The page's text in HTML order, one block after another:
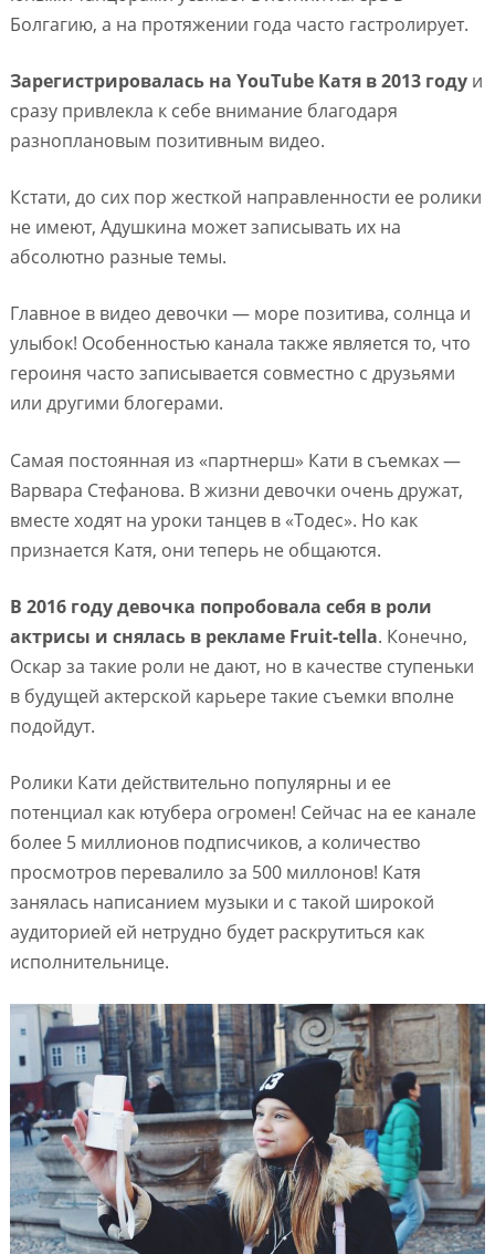
Болгагию, а на протяжении года часто гастролирует.
Зарегистрировалась на YouTube Катя в 2013 годуи
сразу привлекла к себе внимание благодаря
разноплановым позитивным видео.
Кстати, до сих пор жесткой направленности ее ролики
не имеют, Адушкина может записывать их на
абсолютно разные темы.
Главное в видео девочки — море позитива, солнца и
улыбок! Особенностью канала также является то, что
героиня часто записывается совместно с друзьями
или другими блогерами.
Самая постоянная из «партнерш» Кати в съемках —
Варвара Стефанова. В жизни девочки очень дружат,
вместе ходят на уроки танцев в «Тодес». Но как
признается Катя, они теперь не общаются.
В 2016 году девочка попробовала себя в роли
актрисы и снялась в рекламе Fruit-tella. Конечно,
Оскар за такие роли не дают, но в качестве ступеньки
в будущей актерской карьере такие съемки вполне
подойдут.
Ролики Кати действительно популярны и ее
потенциал как ютубера огромен! Сейчас на ее канале
более 5 миллионов подписчиков, а количество
просмотров перевалило за 500 миллонов! Катя
занялась написанием музыки и с такой широкой
аудиторией ей нетрудно будет раскрутиться как
исполнительнице.